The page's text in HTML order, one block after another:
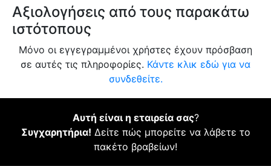
Αξιολογήσεις από τους παρακάτω
ιστότοπους
Μόνο οι εγγεγραμμένοι χρήστες έχουν πρόσβαση
σε αυτές τις πληροφορίες. Κάντε κλικ εδώ για να
συνδεθείτε.
Αυτή είναι η εταιρεία σας?
Συγχαρητήρια! Δείτε πώς μπορείτε να λάβετε το
πακέτο βραβείων!